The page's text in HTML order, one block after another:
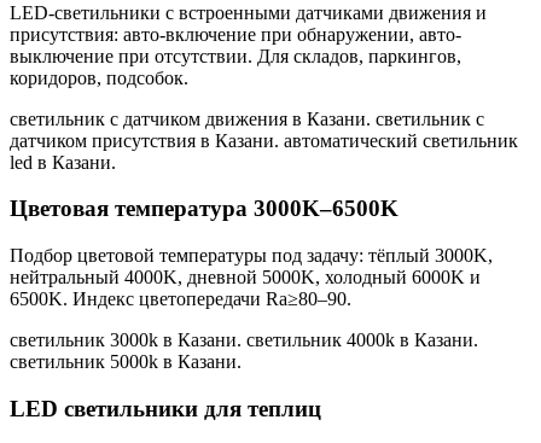
LED-светильники с встроенными датчиками движения и
присутствия: авто-включение при обнаружении, авто-
выключение при отсутствии. Для складов, паркингов,
коридоров, подсобок.
светильник с датчиком движения в Казани. светильник с
датчиком присутствия в Казани. автоматический светильник
led в Казани.
Цветовая температура 3000K–6500K
Подбор цветовой температуры под задачу: тёплый 3000K,
нейтральный 4000K, дневной 5000K, холодный 6000K и
6500K. Индекс цветопередачи Ra≥80–90.
светильник 3000k в Казани. светильник 4000k в Казани.
светильник 5000k в Казани.
LED светильники для теплиц